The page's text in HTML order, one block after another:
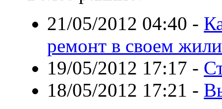
21/05/2012 04:40 -
ремонт в своем
19/05/2012 17:17 -
18/05/2012 17:21 -